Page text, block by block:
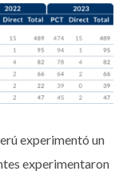
experimentó un
experimentaron